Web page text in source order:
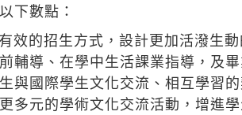
下數點：
效的招生方式，設計更加活潑生
輔導、在學中生活課業指導，及
與國際學生文化交流、相互學習
多元的學術文化交流活動，增進